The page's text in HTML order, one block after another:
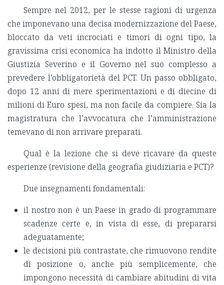
Sempre nel 2012, per le stesse ragioni di urgenza
che imponevano una decisa modernizzazione del Paese,
bloccato da veti incrociati e timori di ogni tipo, la
gravissima crisi economica ha indotto il Ministro della
Giustizia Severino e il Governo nel suo complesso a
prevedere l’obbligatorietà del PCT. Un passo obbligato,
dopo 12 anni di mere sperimentazioni e di diecine di
milioni di Euro spesi, ma non facile da compiere. Sia la
magistratura che l’avvocatura che l’amministrazione
temevano di non arrivare preparati.
Qual è la lezione che si deve ricavare da queste
esperienze (revisione della geografia giudiziaria e PCT)?
Due insegnamenti fondamentali:
il nostro non è un Paese in grado di programmare
scadenze certe e, in vista di esse, di prepararsi
adeguatamente;
le decisioni più contrastate, che rimuovono rendite
di posizione o, anche più semplicemente, che
impongono necessità di cambiare abitudini di vita